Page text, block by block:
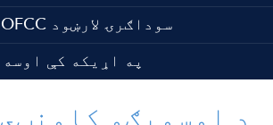
د GOFCC سوداګرۍ لارښود
په اړیکه کې اوسه